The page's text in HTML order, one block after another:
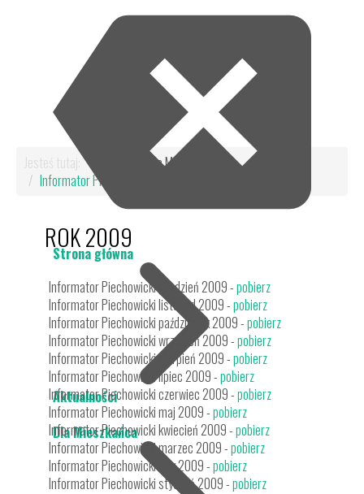
Strona główna
Aktualności
Dla Mieszkańca
Jesteś tutaj:
Dla Mieszkańca
Informator Piechowicki
ROK 2009
Informator Piechowicki grudzień 2009 -pobierz
Informator Piechowicki listopad 2009 -pobierz
Informator Piechowicki październik 2009 -pobierz
Informator Piechowicki wrzesień 2009 -pobierz
Informator Piechowicki sierpień 2009 -pobierz
Informator Piechowicki lipiec 2009 -pobierz
Informator Piechowicki czerwiec 2009 -pobierz
Informator Piechowicki maj 2009 -pobierz
Informator Piechowicki kwiecień 2009 -pobierz
Informator Piechowicki marzec 2009 -pobierz
Informator Piechowicki luty 2009 -pobierz
Informator Piechowicki styczeń 2009 -pobierz